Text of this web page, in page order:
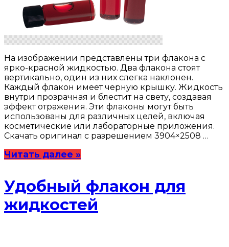
На изображении представлены три флакона с
ярко-красной жидкостью. Два флакона стоят
вертикально, один из них слегка наклонен.
Каждый флакон имеет черную крышку. Жидкость
внутри прозрачная и блестит на свету, создавая
эффект отражения. Эти флаконы могут быть
использованы для различных целей, включая
косметические или лабораторные приложения.
Скачать оригинал с разрешением 3904×2508 …
Читать далее »
Удобный флакон для
жидкостей